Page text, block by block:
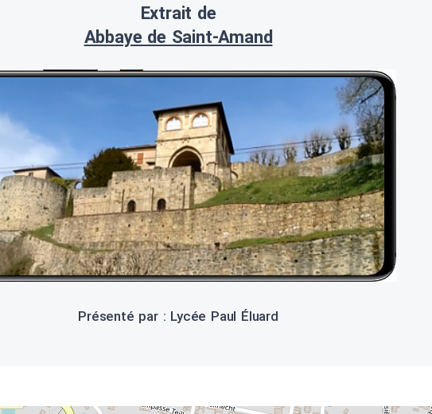
Extrait de
Abbaye de Saint-Amand
Présenté par : Lycée Paul Éluard